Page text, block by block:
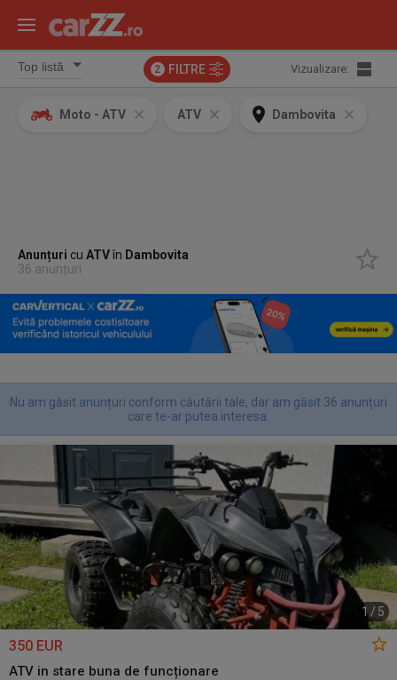
2 FILTRE Vizualizare:
Moto - ATV ATV Dambovita
Anunțuri cuATVîn Dambovita
36 anunțuri
Nu am găsit anunțuri conform căutării tale, dar am găsit 36 anunțuri
care te-ar putea interesa.
1 / 5
350 EUR
ATV in stare buna de funcționare